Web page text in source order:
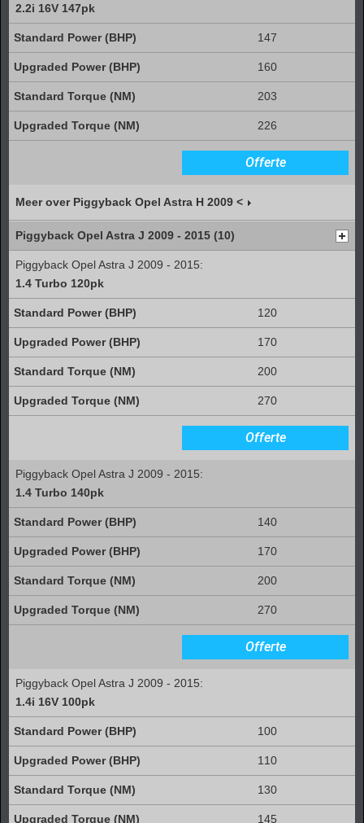
2.2i 16V 147pk
147
160
203
226
Offerte
Meer over Piggyback Opel Astra H 2009 <
Piggyback Opel Astra J 2009 - 2015 (10)
Piggyback Opel Astra J 2009 - 2015:
1.4 Turbo 120pk
120
170
200
270
Offerte
Piggyback Opel Astra J 2009 - 2015:
1.4 Turbo 140pk
140
170
200
270
Offerte
Piggyback Opel Astra J 2009 - 2015:
1.4i 16V 100pk
100
110
130
145